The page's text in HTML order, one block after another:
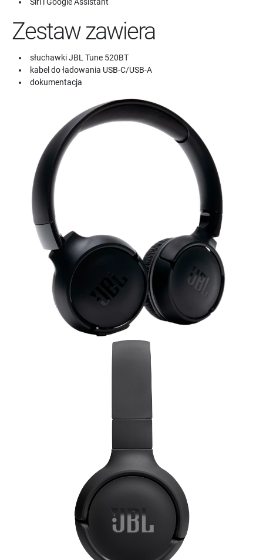
Siri i Google Assistant
Zestaw zawiera
słuchawki JBL Tune 520BT
kabel do ładowania USB-C/USB-A
dokumentacja